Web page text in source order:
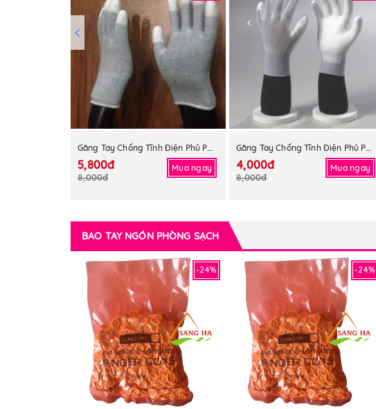
Găng Tay Chống Tĩnh Điện Phủ PU Ngón Tay
5,800đ
8,000đ
Mua ngay
Găng Tay Chống Tĩnh Điện Phủ PU Lòng Bàn Tay
4,000đ
8,000đ
Mua ngay
BAO TAY NGÓN PHÒNG SẠCH
-24% -24%